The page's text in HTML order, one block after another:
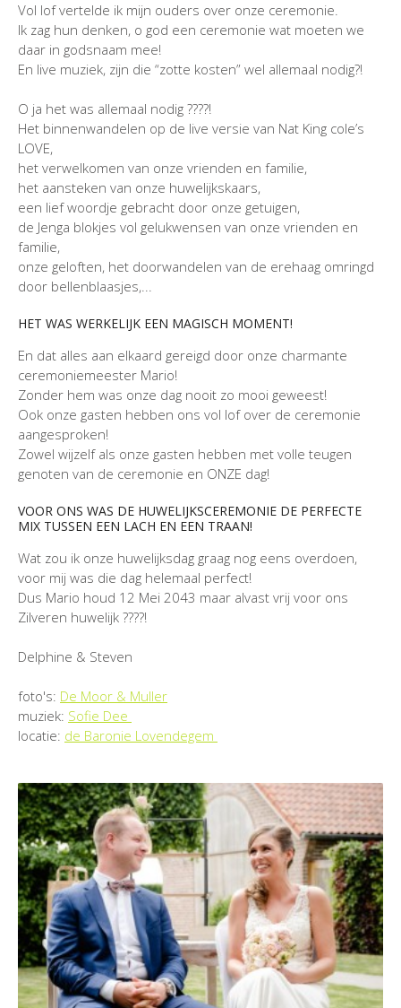
Vol lof vertelde ik mijn ouders over onze ceremonie.
Ik zag hun denken, o god een ceremonie wat moeten we
daar in godsnaam mee!
En live muziek, zijn die “zotte kosten” wel allemaal nodig?!
O ja het was allemaal nodig ????!
Het binnenwandelen op de live versie van Nat King cole’s
LOVE,
het verwelkomen van onze vrienden en familie,
het aansteken van onze huwelijkskaars,
een lief woordje gebracht door onze getuigen,
de Jenga blokjes vol gelukwensen van onze vrienden en
familie,
onze geloften, het doorwandelen van de erehaag omringd
door bellenblaasjes,...
HET WAS WERKELIJK EEN MAGISCH MOMENT!
En dat alles aan elkaard gereigd door onze charmante
ceremoniemeester Mario!
Zonder hem was onze dag nooit zo mooi geweest!
Ook onze gasten hebben ons vol lof over de ceremonie
aangesproken!
Zowel wijzelf als onze gasten hebben met volle teugen
genoten van de ceremonie en ONZE dag!
VOOR ONS WAS DE HUWELIJKSCEREMONIE DE PERFECTE
MIX TUSSEN EEN LACH EN EEN TRAAN!
Wat zou ik onze huwelijksdag graag nog eens overdoen,
voor mij was die dag helemaal perfect!
Dus Mario houd 12 Mei 2043 maar alvast vrij voor ons
Zilveren huwelijk ????!
Delphine & Steven
foto's: De Moor & Muller
muziek: Sofie Dee
locatie: de Baronie Lovendegem